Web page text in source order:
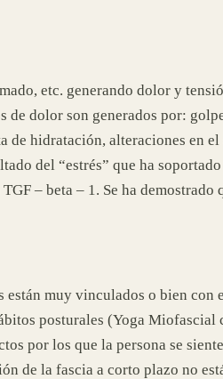
etc. generando dolor y
dolor son generados por:
hidratación, alteraciones en
del “estrés” que ha
– beta – 1. Se ha demostrado
muy vinculados o bien con
posturales (Yoga Miofascial
por los que la persona se
de la fascia a corto plazo no